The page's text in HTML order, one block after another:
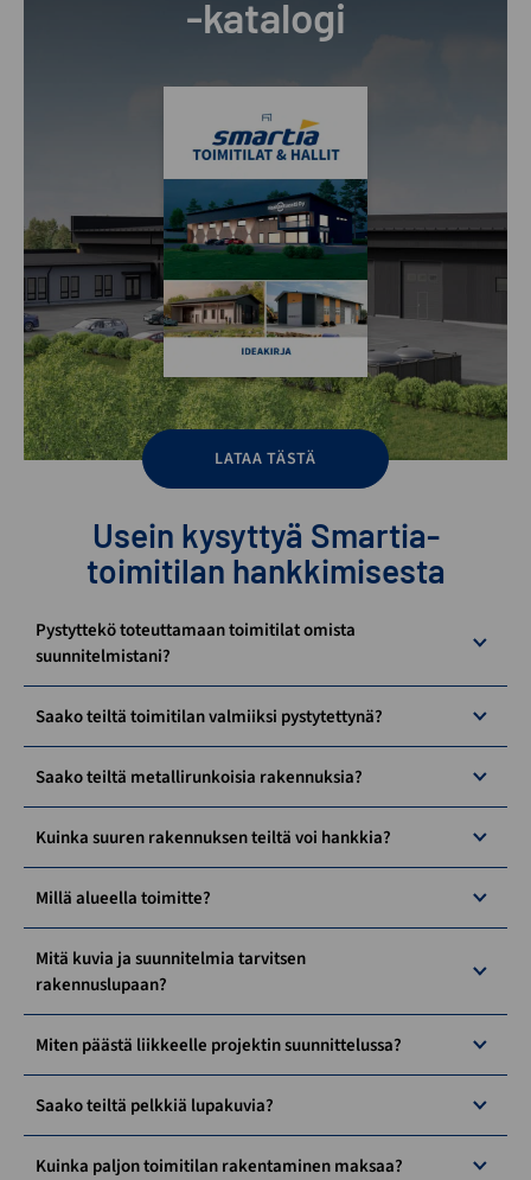
-katalogi
LATAA TÄSTÄ
Usein kysyttyä Smartia-
toimitilan hankkimisesta
Pystyttekö toteuttamaan toimitilat omista
suunnitelmistani?
Saako teiltä toimitilan valmiiksi pystytettynä?
Saako teiltä metallirunkoisia rakennuksia?
Kuinka suuren rakennuksen teiltä voi hankkia?
Millä alueella toimitte?
Mitä kuvia ja suunnitelmia tarvitsen
rakennuslupaan?
Miten päästä liikkeelle projektin suunnittelussa?
Saako teiltä pelkkiä lupakuvia?
Kuinka paljon toimitilan rakentaminen maksaa?